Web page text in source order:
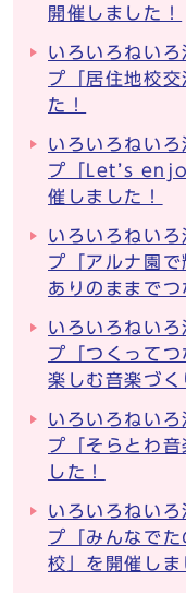
開催しました！
いろいろねい
プ「居住地校
た！
いろいろねい
プ「Let’s
催しました！
いろいろねい
プ「アルナ園で
ありのままでつ
いろいろねい
プ「つくって
楽しむ音楽づく
いろいろねい
プ「そらとわ
した！
いろいろねい
プ「みんなで
校」を開催しま